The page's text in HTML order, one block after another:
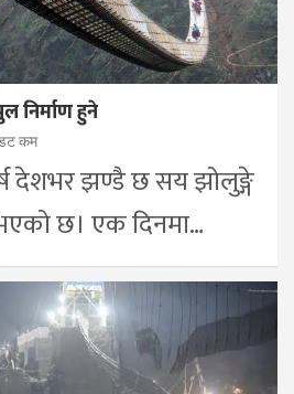
निर्माण हुने
कम
देशभर झण्डै छ सय झोलुङ्गे
छ। एक दिनमा…